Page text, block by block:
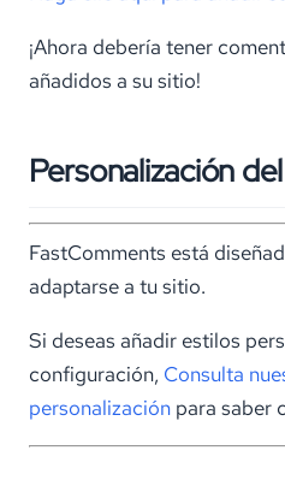
¡Ahora debería tener
añadidos a su sitio!
Personalización
FastComments está
adaptarse a tu sitio.
Si deseas añadir estilos
configuración, Consulta
personalización para saber